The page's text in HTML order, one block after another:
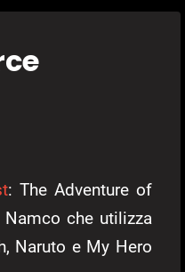
: The Adventure of
che utilizza
Naruto e My Hero